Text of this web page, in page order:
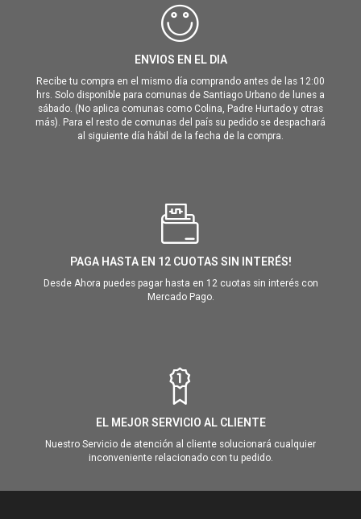
ENVIOS EN EL DIA
Recibe tu compra en el mismo día comprando antes de las 12:00
hrs. Solo disponible para comunas de Santiago Urbano de lunes a
sábado. (No aplica comunas como Colina, Padre Hurtado y otras
más). Para el resto de comunas del país su pedido se despachará
al siguiente día hábil de la fecha de la compra.
PAGA HASTA EN 12 CUOTAS SIN INTERÉS!
Desde Ahora puedes pagar hasta en 12 cuotas sin interés con
Mercado Pago.
EL MEJOR SERVICIO AL CLIENTE
Nuestro Servicio de atención al cliente solucionará cualquier
inconveniente relacionado con tu pedido.